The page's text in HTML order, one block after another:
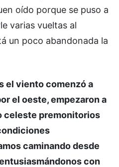
oído porque se puso a
varias vueltas al
un poco abandonada la
el viento comenzó a
el oeste, empezaron a
celeste premonitorios
caminando desde
con